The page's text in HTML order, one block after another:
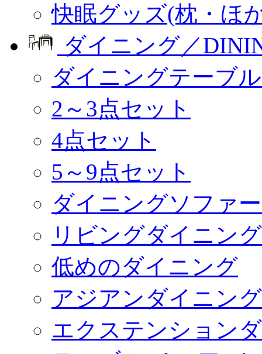
快眠グッズ(枕・ほ
ダイニング／
ダイニングテーブ
2～3点セット
4点セット
5～9点セット
ダイニングソファ
リビングダイニン
低めのダイニング
アジアンダイニング
エクステンション